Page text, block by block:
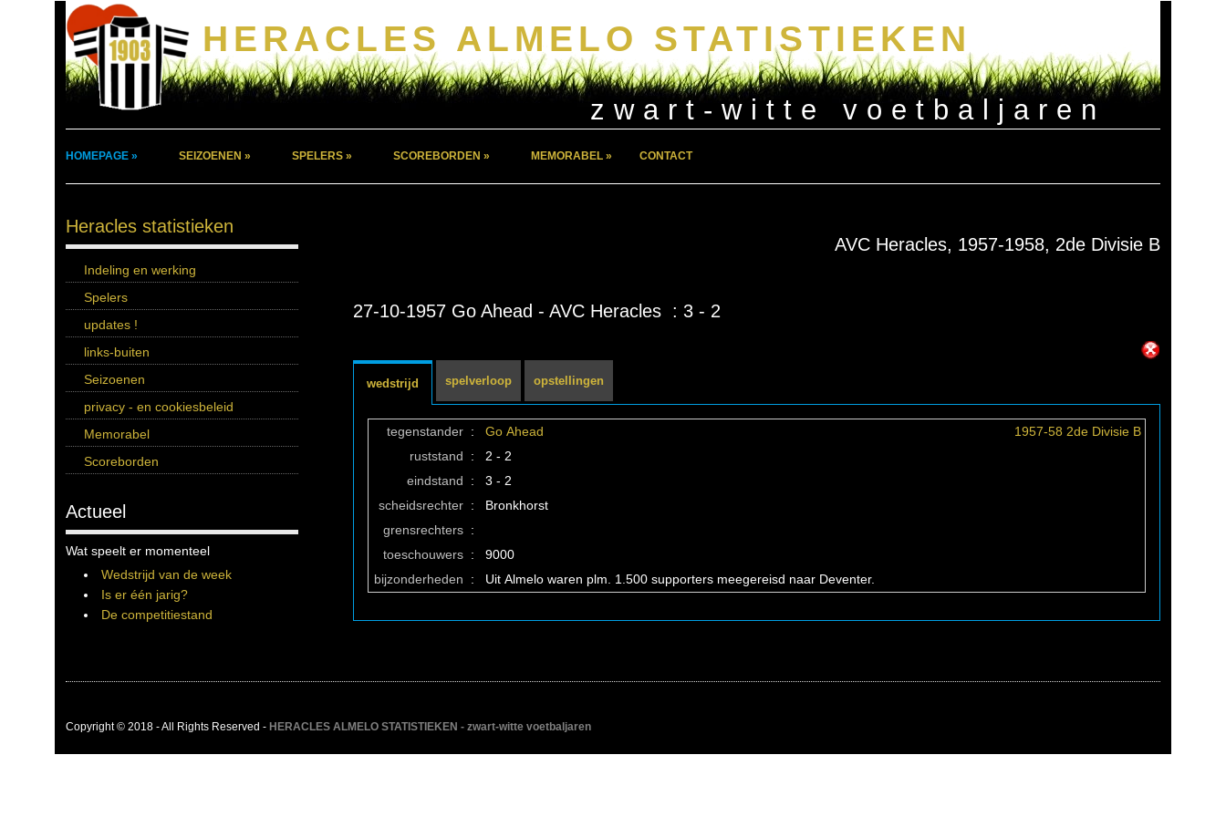
HERACLES ALMELO STATISTIEKEN
zwart-witte voetbaljaren
HOMEPAGE » SEIZOENEN » SPELERS » SCOREBORDEN » MEMORABEL » CONTACT
Heracles statistieken
Indeling en werking
Spelers
updates !
links-buiten
Seizoenen
privacy - en cookiesbeleid
Memorabel
Scoreborden
Actueel
Wat speelt er momenteel
Wedstrijd van de week
Is er één jarig?
De competitiestand
AVC Heracles, 1957-1958, 2de Divisie B
27-10-1957 Go Ahead - AVC Heracles : 3 - 2
wedstrijd spelverloop opstellingen
tegenstander : Go Ahead
1957-58 2de Divisie B
ruststand
:
2 - 2
eindstand
:
3 - 2
scheidsrechter :
Bronkhorst
grensrechters :
toeschouwers :
9000
bijzonderheden
: Uit Almelo waren plm. 1.500 supporters meegereisd naar Deventer.
Copyright © 2018 - All Rights Reserved - HERACLES ALMELO STATISTIEKEN - zwart-witte voetbaljaren